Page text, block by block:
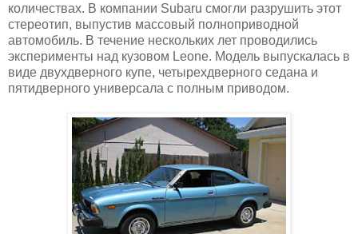
количествах. В компании Subaru смогли разрушить этот
стереотип, выпустив массовый полноприводной
автомобиль. В течение нескольких лет проводились
эксперименты над кузовом Leone. Модель выпускалась в
виде двухдверного купе, четырехдверного седана и
пятидверного универсала с полным приводом.